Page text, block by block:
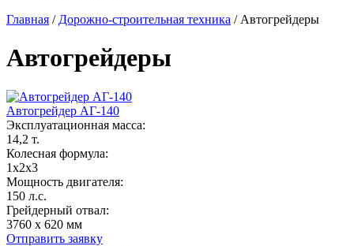
Главная / Дорожно-строительная техника / Автогрейдеры
Автогрейдеры
Автогрейдер АГ-140
Эксплуатационная масса:
14,2 т.
Колесная формула:
1x2x3
Мощность двигателя:
150 л.с.
Грейдерный отвал:
3760 х 620 мм
Отправить заявку